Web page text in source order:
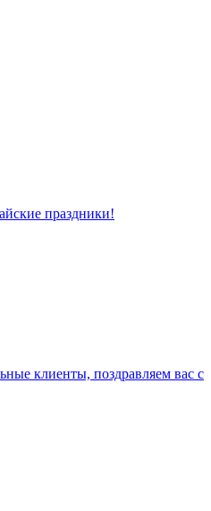
праздники!
клиенты, поздравляем вас с